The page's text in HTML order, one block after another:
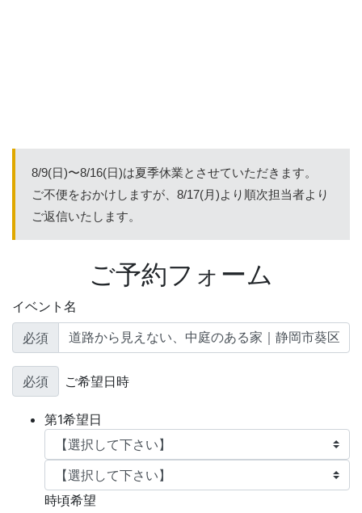
8/9(日)〜8/16(日)は夏季休業とさせていただきます。
ご不便をおかけしますが、8/17(月)より順次担当者より
ご返信いたします。
ご予約フォーム
イベント名
必須
必須 ご希望日時
第1希望日
時頃希望